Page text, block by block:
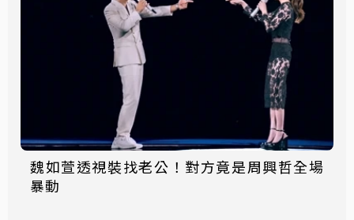
魏如萱透視裝找老公！對方竟是周興哲全場
暴動